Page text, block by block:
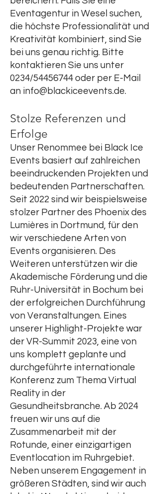
Eventagentur in Wesel suchen,
die höchste Professionalität und
Kreativität kombiniert, sind Sie
bei uns genau richtig. Bitte
kontaktieren Sie uns unter
0234/54456744 oder per E-Mail
an info@blackiceevents.de.
Stolze Referenzen und
Erfolge
Unser Renommee bei Black Ice
Events basiert auf zahlreichen
beeindruckenden Projekten und
bedeutenden Partnerschaften.
Seit 2022 sind wir beispielsweise
stolzer Partner des Phoenix des
Lumières in Dortmund, für den
wir verschiedene Arten von
Events organisieren. Des
Weiteren unterstützen wir die
Akademische Förderung und die
Ruhr-Universität in Bochum bei
der erfolgreichen Durchführung
von Veranstaltungen. Eines
unserer Highlight-Projekte war
der VR-Summit 2023, eine von
uns komplett geplante und
durchgeführte internationale
Konferenz zum Thema Virtual
Reality in der
Gesundheitsbranche. Ab 2024
freuen wir uns auf die
Zusammenarbeit mit der
Rotunde, einer einzigartigen
Eventlocation im Ruhrgebiet.
Neben unserem Engagement in
größeren Städten, sind wir auch